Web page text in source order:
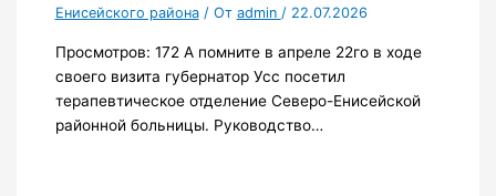
Енисейского района/ От admin / 22.07.2026
Просмотров: 172 А помните в апреле 22го в ходе
своего визита губернатор Усс посетил
терапевтическое отделение Северо-Енисейской
районной больницы. Руководство…